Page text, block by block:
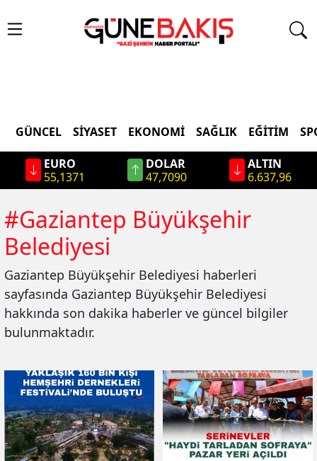
GÜNCEL SIYASET EKONOMI SAĞLIK EĞITIM
EURO
55,1371
DOLAR
47,7090
ALTIN
6.637,96
#Gaziantep Büyükşehir
Belediyesi
Gaziantep Büyükşehir Belediyesi haberleri
sayfasında Gaziantep Büyükşehir Belediyesi
hakkında son dakika haberler ve güncel bilgiler
bulunmaktadır.